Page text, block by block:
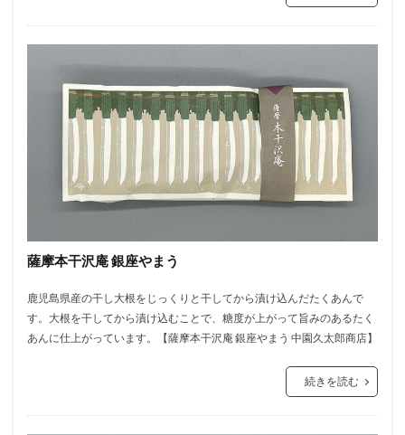
薩摩本干沢庵 銀座やまう
鹿児島県産の干し大根をじっくりと干してから漬け込んだたくあんで
す。大根を干してから漬け込むことで、糖度が上がって旨みのあるたく
あんに仕上がっています。【薩摩本干沢庵 銀座やまう 中園久太郎商店】
続きを読む